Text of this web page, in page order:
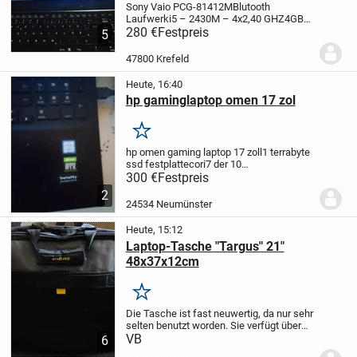
5
Sony Vaio PCG-81412MBlutooth
Laufwerki5 – 2430M – 4x2,40 GHZ4GB
RAM 210 GB Festplatte
280 €Festpreis
47800 Krefeld
2
Heute, 16:40
hp gaminglaptop omen 17 zol
Merken
hp omen gaming laptop 17 zoll 1 terrabyte
ssd festplattecori7 der 10
generationgeforce rtx2060
windows 11 home
300 €Festpreis
24534 Neumünster
6
Heute, 15:12
Laptop-Tasche "Targus" 21"
48x37x12cm
Merken
Die Tasche ist fast neuwertig, da nur sehr
selten benutzt worden. Sie verfügt über
viele, praktische Fächer.
VB